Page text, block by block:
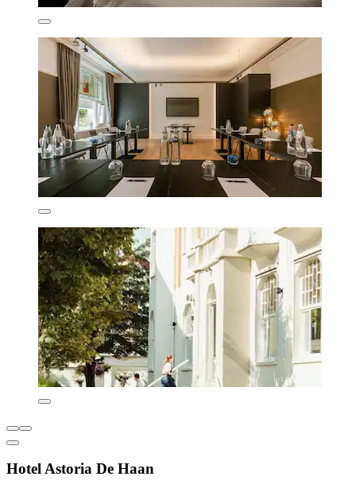
Hotel Astoria De Haan